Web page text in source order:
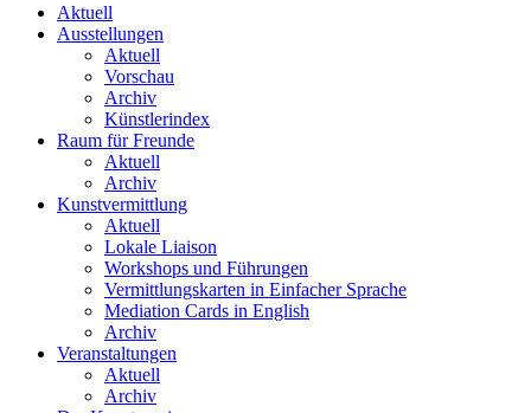
Aktuell
Ausstellungen
Aktuell
Vorschau
Archiv
Künstlerindex
Raum für Freunde
Aktuell
Archiv
Kunstvermittlung
Aktuell
Lokale Liaison
Workshops und Führungen
Vermittlungskarten in Einfacher Sprache
Mediation Cards in English
Archiv
Veranstaltungen
Aktuell
Archiv